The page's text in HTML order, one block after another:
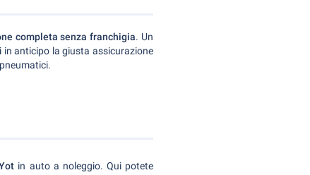
completa senza franchigia. Un
in anticipo la giusta assicurazione
in auto a noleggio. Qui potete